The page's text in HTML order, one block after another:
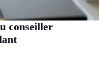
conseiller